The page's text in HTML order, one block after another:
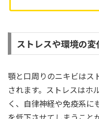
ストレスや環境の変
顎と口周りのニキビはス
されます。ストレスはホ
く、自律神経や免疫系に